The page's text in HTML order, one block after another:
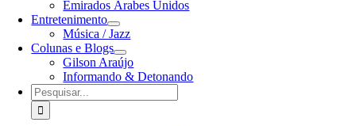
Emirados Árabes Unidos
Entretenimento
Música / Jazz
Colunas e Blogs
Gilson Araújo
Informando & Detonando
Buscar
resultados
para: